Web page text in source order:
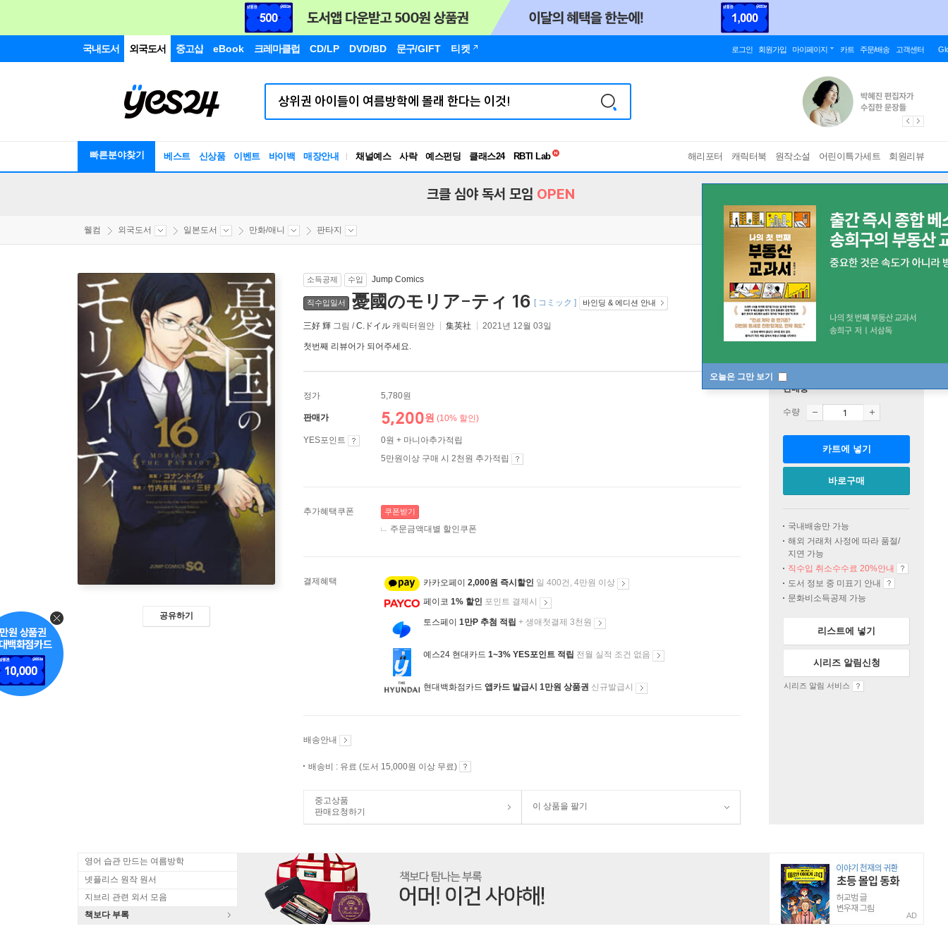
국내도서 외국도서 중고샵 eBook 크레마클럽 CD/LP DVD/BD 문구/GIFT 티켓 로그인 회원가입 마이페이지 카트 주문/배송 고객센터
빠른분야찾기 베스트 신상품 이벤트 바이백 매장안내 채널예스 사락 예스펀딩 클래스24
독서유형검사
해리포터 캐릭터북 원작소설 어린이특가세트 회원리뷰
오늘은 그만 보기
크클 심야 독서 모임 OPEN
웰컴 외국도서 일본도서 만화/애니 판타지
공유하기
소득공제 수입 Jump Comics
직수입일서 憂國のモリア-ティ 16 [ コミック ] 바인딩 & 에디션 안내
三好 輝 그림 /C.ドイル 캐릭터원안 集英社 2021년 12월 03일
첫번째 리뷰어가 되어주세요.
정가 5,780원
판매가 5,200원 (10% 할인)
YES포인트
0원 + 마니아추가적립
5만원이상 구매 시 2천원 추가적립
추가혜택쿠폰 쿠폰받기
주문금액대별 할인쿠폰
결제혜택 카카오페이 2,000원 즉시할인 일 400건, 4만원 이상
페이코 1% 할인 포인트 결제시
토스페이 1만P 추첨 적립 + 생애첫결제 3천원
예스24 현대카드 1~3% YES포인트 적립 전월 실적 조건 없음
현대백화점카드 앱카드 발급시 1만원 상품권 신규발급시
배송안내
배송비 : 유료 (도서 15,000원 이상 무료)
중고상품
판매요청하기
이 상품을 팔기
판매중
수량
카트에 넣기
바로구매
국내배송만 가능
해외 거래처 사정에 따라 품절/
지연 가능
직수입 취소수수료 20%안내
도서 정보 중 미표기 안내
문화비소득공제 가능
리스트에 넣기
시리즈 알림신청
시리즈 알림 서비스
영어 습관 만드는 여름방학
넷플리스 원작 원서
지브리 관련 외서 모음
책보다 부록
AD